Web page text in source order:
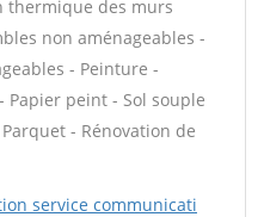
thermique des murs
non aménageables -
- Peinture -
Papier peint - Sol souple
- Rénovation de
service communicati